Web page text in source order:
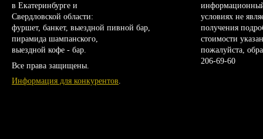
в Екатеринбурге и
Свердловской области:
фуршет, банкет, выездной пивной бар,
пирамида шампанского,
выездной кофе - бар.
Все права защищены.
Информация для конкурентов.
условиях не
получения
стоимости
пожалуйста,
206-69-60